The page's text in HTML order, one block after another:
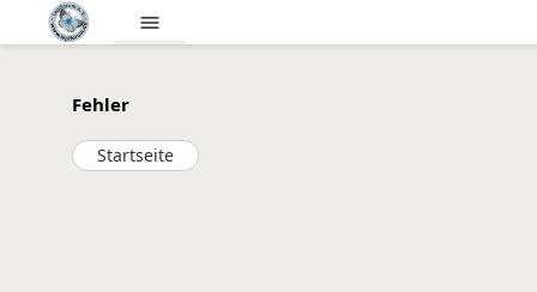
menu
Fehler
Startseite